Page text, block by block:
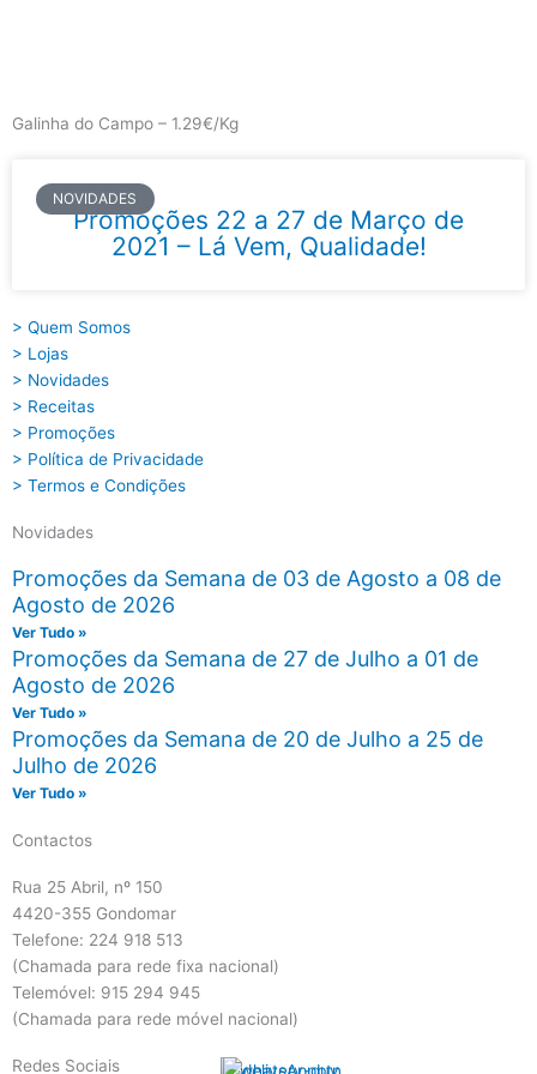
Galinha do Campo – 1.29€/Kg
NOVIDADES
Promoções 22 a 27 de Março de
2021 – Lá Vem, Qualidade!
> Quem Somos
> Lojas
> Novidades
> Receitas
> Promoções
> Política de Privacidade
> Termos e Condições
Novidades
Promoções da Semana de 03 de Agosto a 08 de
Agosto de 2026
Ver Tudo »
Promoções da Semana de 27 de Julho a 01 de
Agosto de 2026
Ver Tudo »
Promoções da Semana de 20 de Julho a 25 de
Julho de 2026
Ver Tudo »
Contactos
Rua 25 Abril, nº 150
4420-355 Gondomar
Telefone: 224 918 513
(Chamada para rede fixa nacional)
Telemóvel: 915 294 945
(Chamada para rede móvel nacional)
Redes Sociais